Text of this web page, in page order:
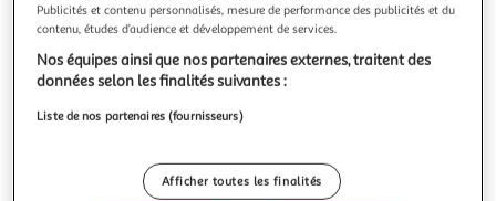
A partir de 7,99€
Plus d'options
Vendu parParis Prix
Livraison dès 1/2 semaines
Plus d'options
Publicités et contenu personnalisés, mesure de performance des publicités et du
contenu, études d’audience et développement de services.
Nos équipes ainsi que nos partenaires externes, traitent des
données selon les finalités suivantes :
Liste de nos partenaires (fournisseurs)
Afficher toutes les finalités